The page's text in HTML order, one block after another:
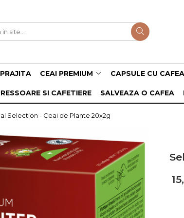
CEAI PREMIUM CAPSULE CU CAFEA
SI CAFETIERE SALVEAZA O CAFEA
Selection - Ceai de Plante 20x2g